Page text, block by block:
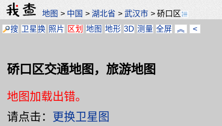
地图 > 中国 >湖北省 >武汉市 >硚口区
搜 卫星换 照片 区划 地图 地形 3D 测量 全屏 ︽ <
硚口区交通地图，旅游地图
地图加载出错。
请点击： 更换卫星图